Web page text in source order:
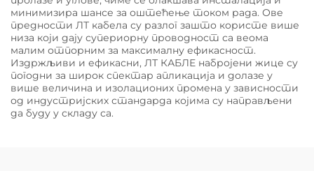
минимизира шансе за оштећење током рада. Ове
предности ЛТ кабела су разлог зашто користе више
низа који дају супериорну проводност са веома
малим отпорним за максималну ефикасност.
Издржљиви и ефикасни, ЛТ КАБЛЕ набројени жице су
погодни за широк спектар апликација и долазе у
више величина и изолационих промена у зависности
од индустријских стандарда којима су направљени
да буду у складу са.